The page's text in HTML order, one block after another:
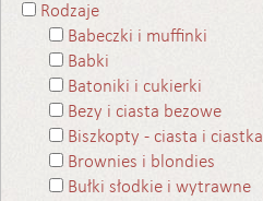
Rodzaje
Babeczki i muffinki
Babki
Batoniki i cukierki
Bezy i ciasta bezowe
Biszkopty - ciasta i ciastka
Brownies i blondies
Bułki słodkie i wytrawne